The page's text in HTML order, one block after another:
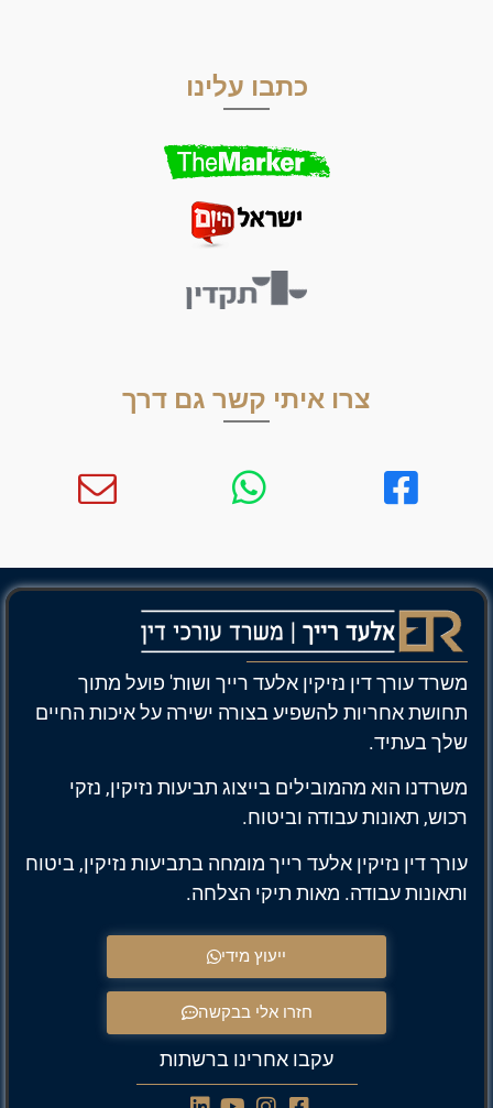
כתבו עלינו
צרו איתי קשר גם דרך
משרד עורך דין נזיקין אלעד רייך ושות' פועל מתוך
תחושת אחריות להשפיע בצורה ישירה על איכות החיים
שלך בעתיד.
משרדנו הוא מהמובילים בייצוג תביעות נזיקין, נזקי
רכוש, תאונות עבודה וביטוח.
עורך דין נזיקין אלעד רייך מומחה בתביעות נזיקין, ביטוח
ותאונות עבודה. מאות תיקי הצלחה.
ייעוץ מידי
חזרו אלי בבקשה
עקבו אחרינו ברשתות